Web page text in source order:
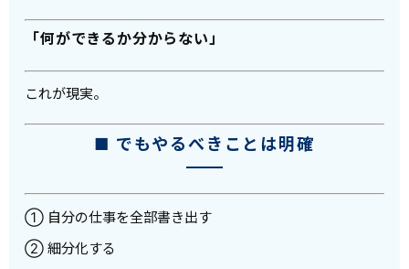
「何ができるか分からない」
これが現実。
■ でもやるべきことは明確
① 自分の仕事を全部書き出す
② 細分化する